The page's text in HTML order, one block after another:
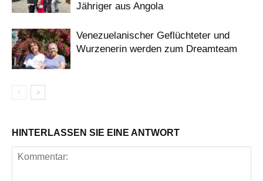
Jähriger aus Angola
Venezuelanischer Geflüchteter und
Wurzenerin werden zum Dreamteam
HINTERLASSEN SIE EINE ANTWORT